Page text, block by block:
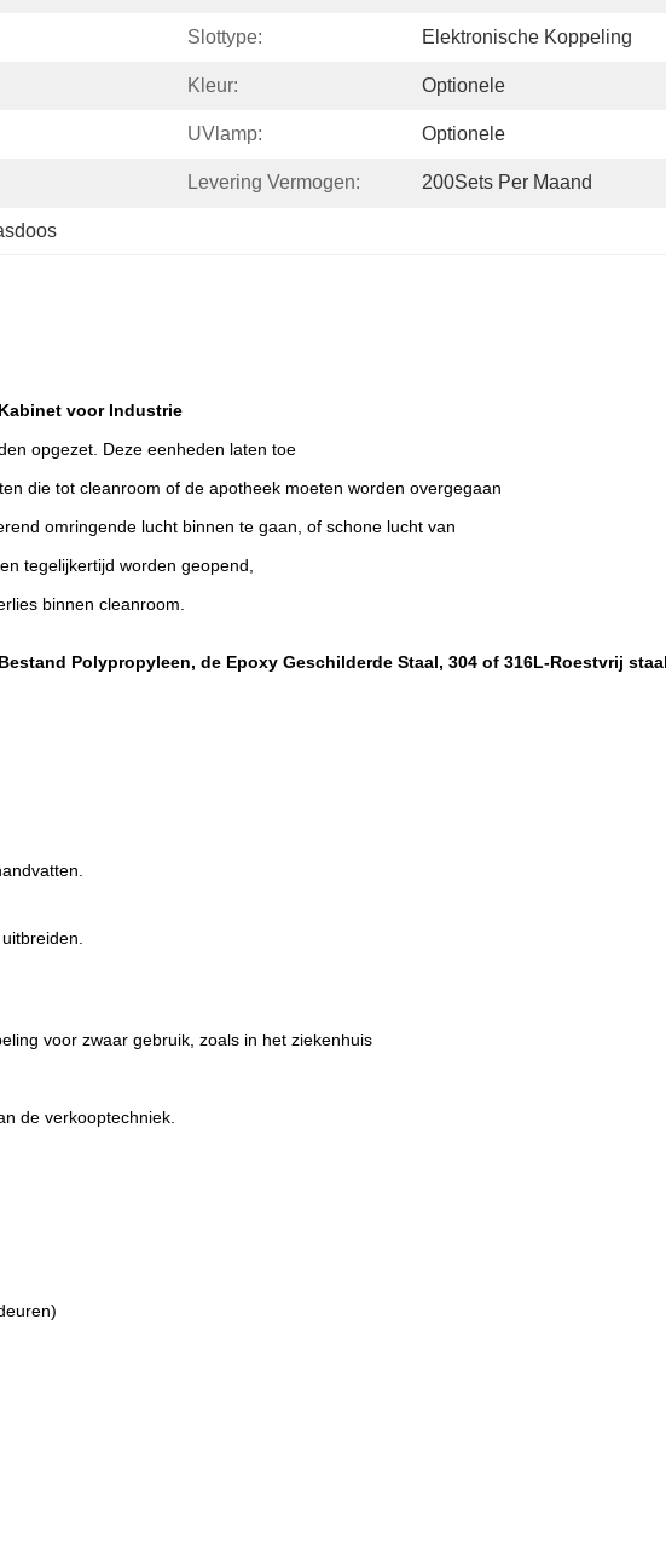
Slottype: Elektronische Koppeling
Kleur: Optionele
UVlamp: Optionele
Levering Vermogen: 200Sets Per Maand
voor Industrie
opgezet. Deze eenheden laten toe
die tot cleanroom of de apotheek moeten worden overgegaan
omringende lucht binnen te gaan, of schone lucht van
tegelijkertijd worden geopend,
binnen cleanroom.
Polypropyleen, de Epoxy Geschilderde Staal, 304 of 316L-Roestvrij
voor zwaar gebruik, zoals in het ziekenhuis
de verkooptechniek.